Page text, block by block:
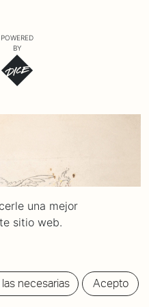
POWERED
BY
una mejor
sitio web.
necesarias Acepto